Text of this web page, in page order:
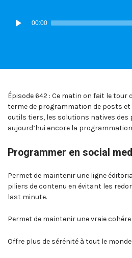
Lecteur
audio
00:00
Épisode 642 : Ce matin on fait le tour
terme de programmation de posts
outils tiers, les solutions natives des
aujourd’hui encore la
Programmer en social
Permet de maintenir une ligne
piliers de contenu en évitant les
last minute.
Permet de maintenir une vraie
Offre plus de sérénité à tout le monde